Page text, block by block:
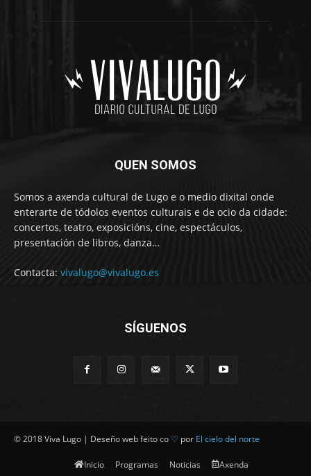
QUEN SOMOS
Somos a axenda cultural de Lugo e o medio dixital onde
enterarte de tódolos eventos culturais e de ocio da cidade:
concertos, teatro, exposicións, cine, espectáculos,
presentación de libros, danza…
Contacta: vivalugo@vivalugo.es
SÍGUENOS
© 2018 Viva Lugo | Deseño web feito co ♡ por El cielo del norte
Inicio Programas Noticias Axenda